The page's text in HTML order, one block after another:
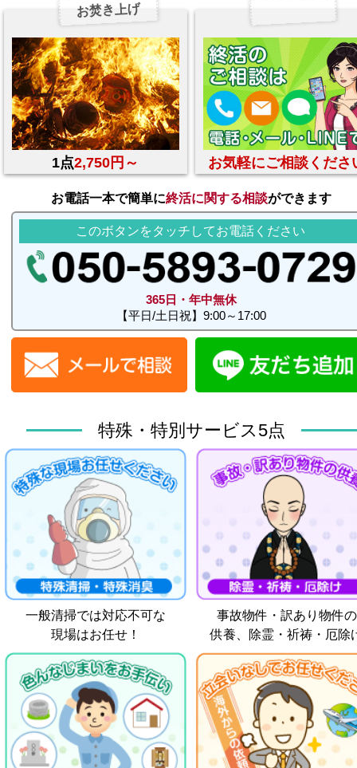
お焚き上げ
1点2,750円～ お気軽にご相談くださ
お電話一本で簡単に終活に関する相談ができます
このボタンをタッチしてお電話ください
365日・年中無休
【平日/土日祝】9:00～17:00
特殊・特別サービス5点
一般清掃では対応不可な
現場はお任せ！
事故物件・訳あり物件の
供養、除霊・祈祷・厄除